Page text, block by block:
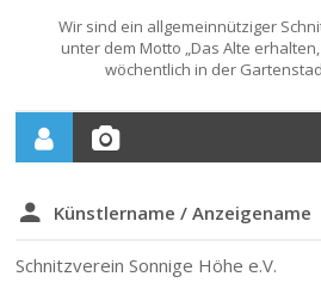
Wir sind ein allgemeinnütziger
unter dem Motto „Das Alte
wöchentlich in der
Künstlername / Anzeigename
Schnitzverein Sonnige Höhe e.V.